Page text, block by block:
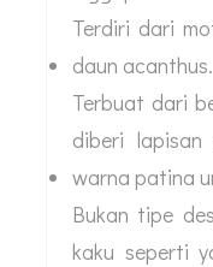
Terdiri dari
daun acanthus.
Terbuat dari
diberi
warna patina
Bukan tipe
kaku seperti